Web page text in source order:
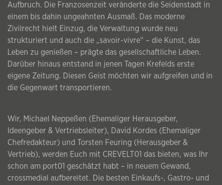
Aufbruch. Die Franzosenzeit veränderte die Seidenstadt in
einem bis dahin ungeahnten Ausmaß. Das moderne
Zivilrecht hielt Einzug, die Verwaltung wurde neu
strukturiert und auch die „savoir-vivre“ – die Kunst, das
Leben zu genießen – prägte das gesellschaftliche Leben.
Darüber hinaus entstand in jenen Tagen Krefelds erste
eigene Zeitung. Diesen Geist möchten wir aufgreifen und in
die Gegenwart transportieren.
Wir, Michael Neppeßen (Ehemaliger Herausgeber,
Ideengeber & Vertriebsleiter), David Kordes (Ehemaliger
Chefredakteur) und Torsten Feuring (Herausgeber &
Vertrieb), werden Euch mit CREVELT01 das bieten, was Ihr
schon am port01 geschätzt habt – in neuem Gewand,
crossmedial aufbereitet. Die besten Einkaufs-, Gastro- und